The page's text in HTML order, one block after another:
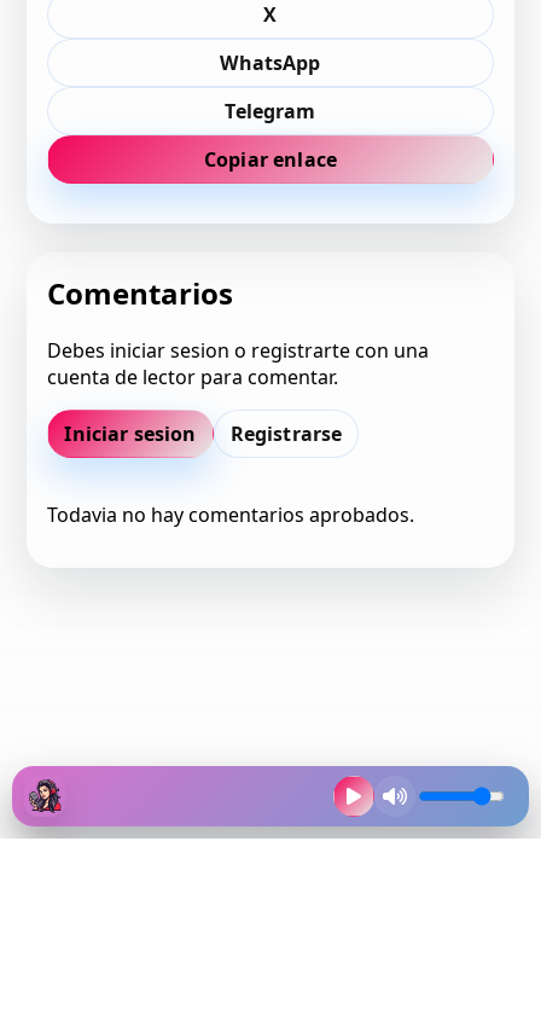
X
WhatsApp
Telegram
Copiar enlace
Comentarios
Debes iniciar sesion o registrarte con una
cuenta de lector para comentar.
Iniciar sesion Registrarse
Todavia no hay comentarios aprobados.